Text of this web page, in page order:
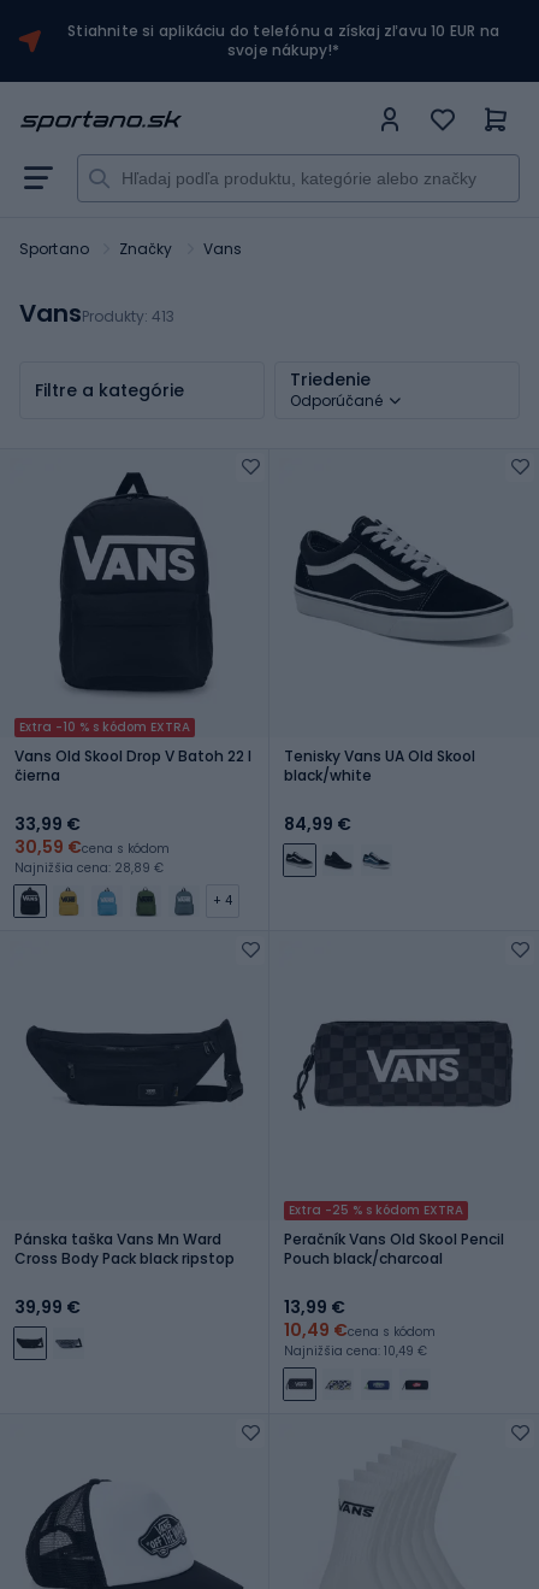
Stiahnite si aplikáciu do telefónu a získaj zľavu 10 EUR na
svoje nákupy!*
Sportano Značky Vans
VansProdukty: 413
Filtre a kategórie Triedenie
Odporúčané
Extra -10 % s kódom EXTRA
Vans Old Skool Drop V Batoh 22 l
čierna
33,99 €
30,59 €cena s kódom
Najnižšia cena: 28,89 €
+ 4
Tenisky Vans UA Old Skool
black/white
84,99 €
Pánska taška Vans Mn Ward
Cross Body Pack black ripstop
39,99 €
Extra -25 % s kódom EXTRA
Peračník Vans Old Skool Pencil
Pouch black/charcoal
13,99 €
10,49 €cena s kódom
Najnižšia cena: 10,49 €